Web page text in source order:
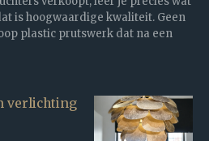
is hoogwaardige kwaliteit. Geen
plastic prutswerk dat na een
verlichting